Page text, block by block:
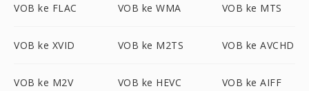
VOB ke FLAC VOB ke WMA VOB ke MTS
VOB ke XVID VOB ke M2TS VOB ke AVCHD
VOB ke M2V VOB ke HEVC VOB ke AIFF